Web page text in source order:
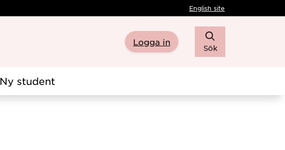
English site
Logga in
Sök
Ny student